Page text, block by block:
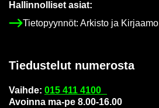
Hal­lin­nol­li­set asiat:
Tie­to­pyyn­nöt: Ar­kis­to ja Kir­jaa­mo
Tie­dus­te­lut nu­me­ros­ta
Vaih­de: 015 411 4100
Avoin­na ma-pe 8.00-16.00